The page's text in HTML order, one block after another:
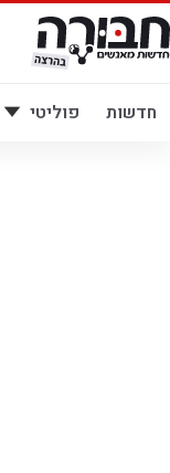
דלג
לתוכן
חדשות פוליטי